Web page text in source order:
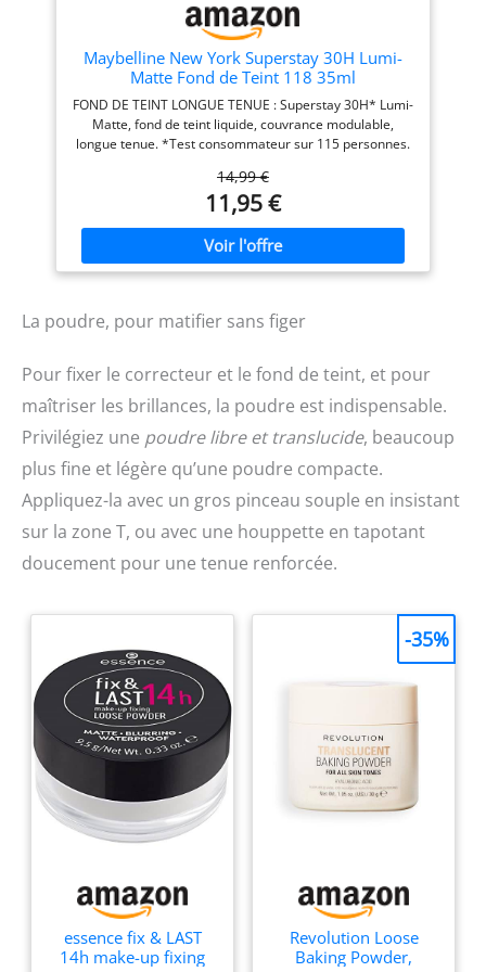
Paris Accord Parfait, Teinte
: Beige Rosé (3.R),
Contenance : 30 ml
accordé aux tonalités de la
peau, Texture non grasse,
Non comédogène, Testé
sous contrôle
dermatologique Contenu :
1x Fond de teint fondant
unifiant L'Oréal Paris
Accord Parfait, Teinte :
Maybelline New York Superstay 30H Lumi-
Matte Fond de Teint 118 35ml
FOND DE TEINT LONGUE TENUE : Superstay 30H* Lumi-
Matte, fond de teint liquide, couvrance modulable,
longue tenue. *Test consommateur sur 115 personnes.
comme l'air pour un fini mat lumineux. 93%** le
trouvent léger sur la peau. **Test consommateur sur
: Formule vegan. Non comédogène. Testé
dermatologiquement. Convient à tous les types de peau,
même aux peaux sensibles. RÉSULTATS : Sa formule
lumineux : pas d'effet plâtre ni teint terne. ULTRA-
1. Appliquer 1 à 2 pompes sur une peau propre et
hydratée 2. Estomper à l'aide d'un pinceau à fond de
teint, des doigts ou d'une éponge pour unifier le teint.
14,99 €
11,95 €
La poudre, pour matifier sans figer
Pour fixer le correcteur et le fond de teint, et pour
maîtriser les brillances, la poudre est indispensable.
Privilégiez une poudre libre et translucide, beaucoup
plus fine et légère qu’une poudre compacte.
Appliquez-la avec un gros pinceau souple en insistant
sur la zone T, ou avec une houppette en tapotant
doucement pour une tenue renforcée.
essence fix & LAST
14h make-up fixing
Revolution Loose
Baking Powder,
-35%